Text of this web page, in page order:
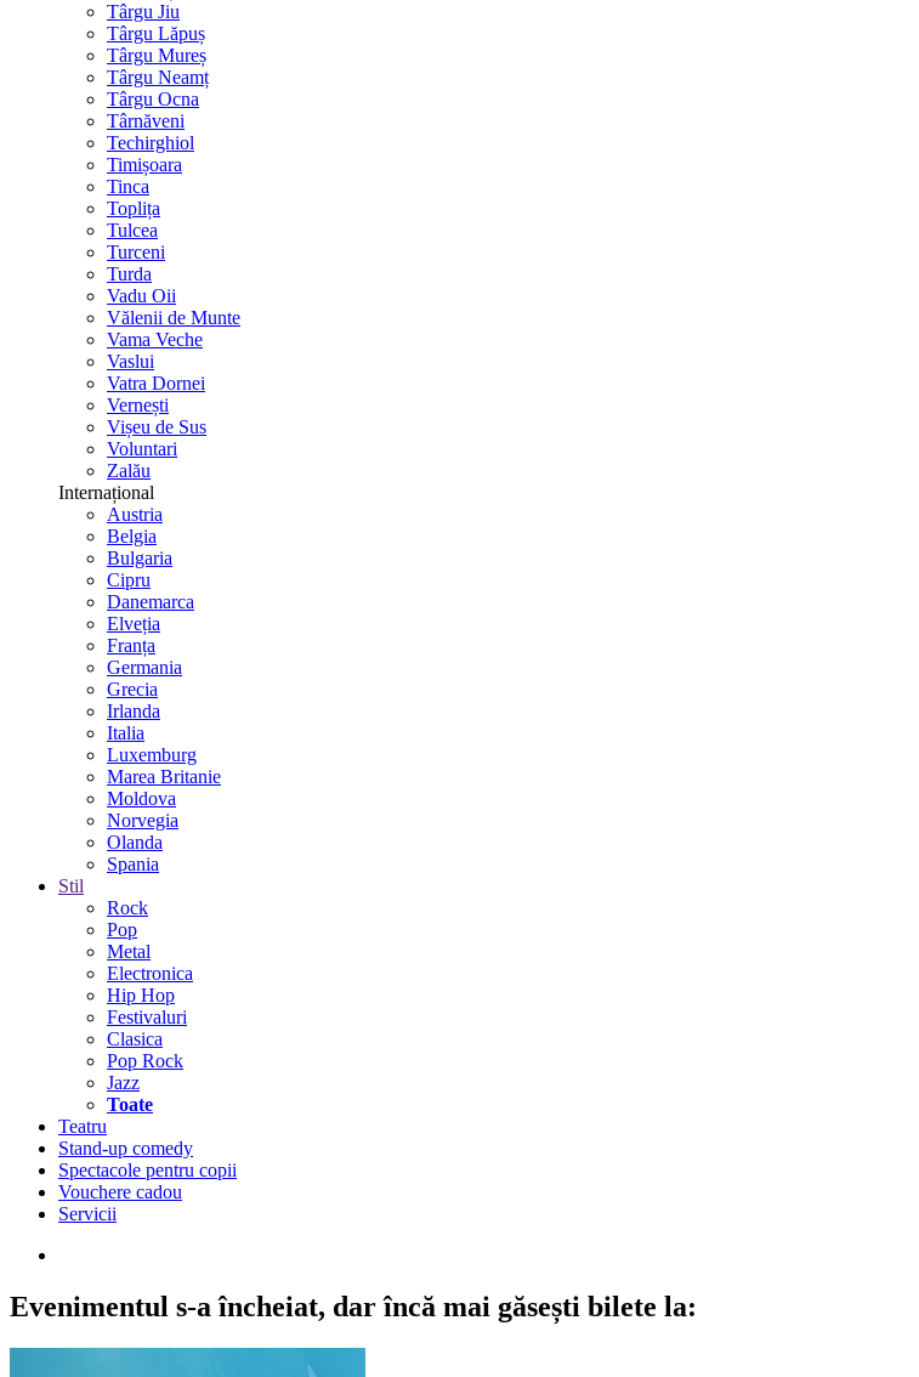
Târgu Jiu
Târgu Lăpuș
Târgu Mureș
Târgu Neamț
Târgu Ocna
Târnăveni
Techirghiol
Timișoara
Tinca
Toplița
Tulcea
Turceni
Turda
Vadu Oii
Vălenii de Munte
Vama Veche
Vaslui
Vatra Dornei
Vernești
Vișeu de Sus
Voluntari
Zalău
Internațional
Austria
Belgia
Bulgaria
Cipru
Danemarca
Elveția
Franța
Germania
Grecia
Irlanda
Italia
Luxemburg
Marea Britanie
Moldova
Norvegia
Olanda
Spania
Stil
Rock
Pop
Metal
Electronica
Hip Hop
Festivaluri
Clasica
Pop Rock
Jazz
Toate
Teatru
Stand-up comedy
Spectacole pentru copii
Vouchere cadou
Servicii
Evenimentul s-a încheiat, dar încă mai găsești bilete la: